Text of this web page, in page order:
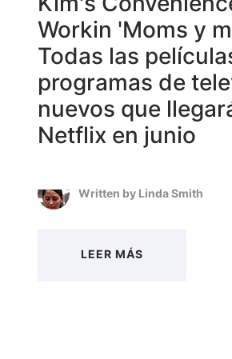
Workin 'Moms y
Todas las
programas de
nuevos que
Netflix en junio
Written by Linda Smith
LEER MÁS